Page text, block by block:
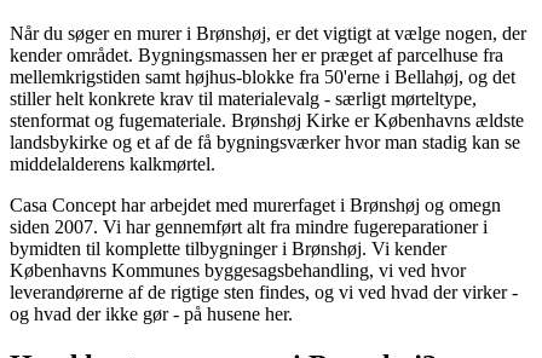
Når du søger en murer i Brønshøj, er det vigtigt at vælge nogen, der
kender området. Bygningsmassen her er præget af parcelhuse fra
mellemkrigstiden samt højhus-blokke fra 50'erne i Bellahøj, og det
stiller helt konkrete krav til materialevalg - særligt mørteltype,
stenformat og fugemateriale. Brønshøj Kirke er Københavns ældste
landsbykirke og et af de få bygningsværker hvor man stadig kan se
middelalderens kalkmørtel.
Casa Concept har arbejdet med murerfaget i Brønshøj og omegn
siden 2007. Vi har gennemført alt fra mindre fugereparationer i
bymidten til komplette tilbygninger i Brønshøj. Vi kender
Københavns Kommunes byggesagsbehandling, vi ved hvor
leverandørerne af de rigtige sten findes, og vi ved hvad der virker -
og hvad der ikke gør - på husene her.